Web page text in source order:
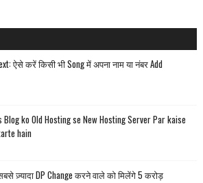
ऐसे करें किसी भी Song में अपना नाम या नंबर Add
Blog ko Old Hosting se New Hosting Server Par kaise
hain
ज़्यादा DP Change करने वाले को मिलेंगे 5 करोड़